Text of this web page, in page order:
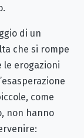
di un
che si rompe
le erogazioni
come
non hanno